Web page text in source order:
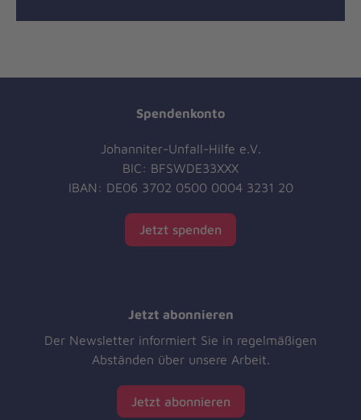
Spendenkonto
Johanniter-Unfall-Hilfe e.V.
BIC: BFSWDE33XXX
IBAN: DE06 3702 0500 0004 3231 20
Jetzt spenden
Jetzt abonnieren
Der Newsletter informiert Sie in regelmäßigen
Abständen über unsere Arbeit.
Jetzt abonnieren